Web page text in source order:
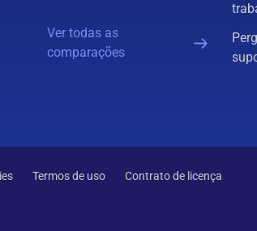
Ver todas as
comparações
Termos de uso Contrato de licença